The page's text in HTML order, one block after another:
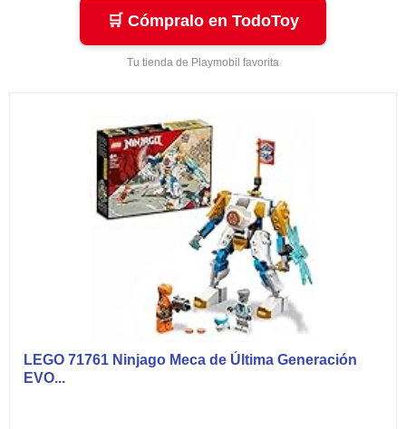
🛒 Cómpralo en TodoToy
Tu tienda de Playmobil favorita
LEGO 71761 Ninjago Meca de Última Generación
EVO...